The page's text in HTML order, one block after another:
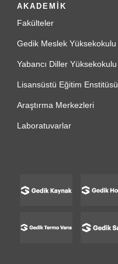
AKADEMİK
Fakülteler
Gedik Meslek Yüksekokulu
Yabancı Diller Yüksekokulu
Lisansüstü Eğitim Enstitüsü
Araştırma Merkezleri
Laboratuvarlar